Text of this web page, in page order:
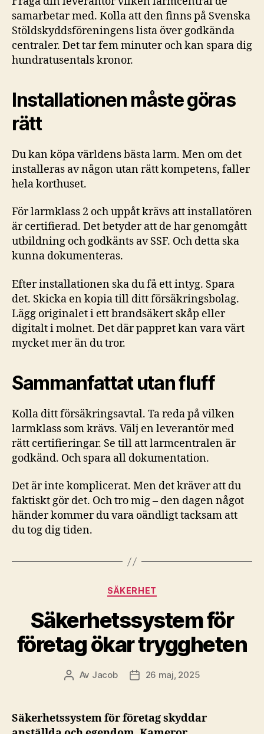
samarbetar med. Kolla att den finns på Svenska
Stöldskyddsföreningens lista över godkända
centraler. Det tar fem minuter och kan spara dig
hundratusentals kronor.
Installationen måste göras
rätt
Du kan köpa världens bästa larm. Men om det
installeras av någon utan rätt kompetens, faller
hela korthuset.
För larmklass 2 och uppåt krävs att installatören
är certifierad. Det betyder att de har genomgått
utbildning och godkänts av SSF. Och detta ska
kunna dokumenteras.
Efter installationen ska du få ett intyg. Spara
det. Skicka en kopia till ditt försäkringsbolag.
Lägg originalet i ett brandsäkert skåp eller
digitalt i molnet. Det där pappret kan vara värt
mycket mer än du tror.
Sammanfattat utan fluff
Kolla ditt försäkringsavtal. Ta reda på vilken
larmklass som krävs. Välj en leverantör med
rätt certifieringar. Se till att larmcentralen är
godkänd. Och spara all dokumentation.
Det är inte komplicerat. Men det kräver att du
faktiskt gör det. Och tro mig – den dagen något
händer kommer du vara oändligt tacksam att
du tog dig tiden.
Kategorier
SÄKERHET
Säkerhetssystem för
företag ökar tryggheten
Inläggsförfattare
Av Jacob Inläggsdatum
26 maj, 2025
Säkerhetssystem för företag skyddar